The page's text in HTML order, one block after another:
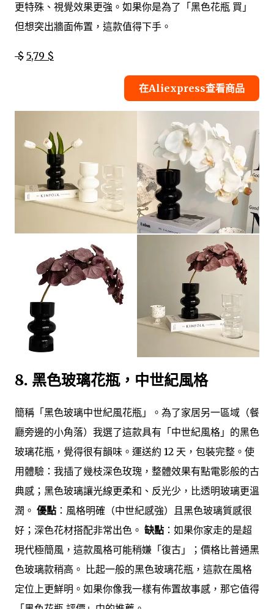
更特殊、視覺效果更強。如果你是為了「黑色花瓶 買」
但想突出牆面佈置，這款值得下手。
$ 5,79 $
在Aliexpress查看商品
8. 黑色玻璃花瓶，中世紀風格
簡稱「黑色玻璃中世紀風花瓶」。為了家居另一區域（餐
廳旁邊的小角落）我選了這款具有「中世紀風格」的黑色
玻璃花瓶，覺得很有韻味。運送約 12 天，包裝完整。使
用體驗：我插了幾枝深色玫瑰，整體效果有點電影般的古
典感；黑色玻璃讓光線更柔和、反光少，比透明玻璃更溫
潤。 優點 ：風格明確（中世紀感強）且黑色玻璃質感很
好；深色花材搭配非常出色。 缺點 ：如果你家走的是超
現代極簡風，這款風格可能稍嫌「復古」；價格比普通黑
色玻璃款稍高。 比起一般的黑色玻璃花瓶，這款在風格
定位上更鮮明。如果你像我一樣有佈置故事感，那它值得